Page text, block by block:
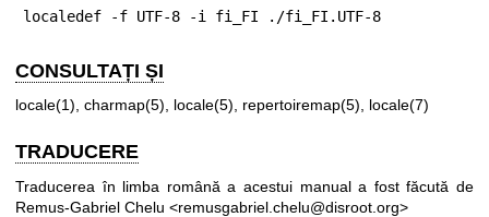
localedef -f UTF-8 -i fi_FI ./fi_FI.UTF-8
CONSULTAȚI ȘI
locale(1) charmap(5) locale(5) repertoiremap(5) locale(7)
TRADUCERE
Traducerea în limba română a acestui manual a fost făcută de
Remus-Gabriel Chelu <remusgabriel.chelu@disroot.org>